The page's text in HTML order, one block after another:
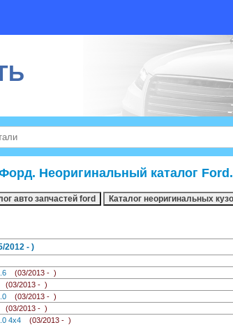
Неоригинальный каталог Ford.
2012 - )
(03/2013 - )
(03/2013 - )
(03/2013 - )
(03/2013 - )
4x4 (03/2013 - )